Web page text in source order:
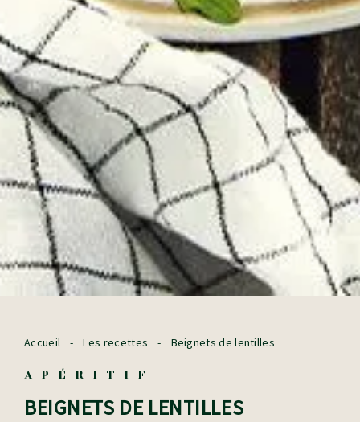
Accueil - Les recettes - Beignets de lentilles
APÉRITIF
BEIGNETS DE LENTILLES